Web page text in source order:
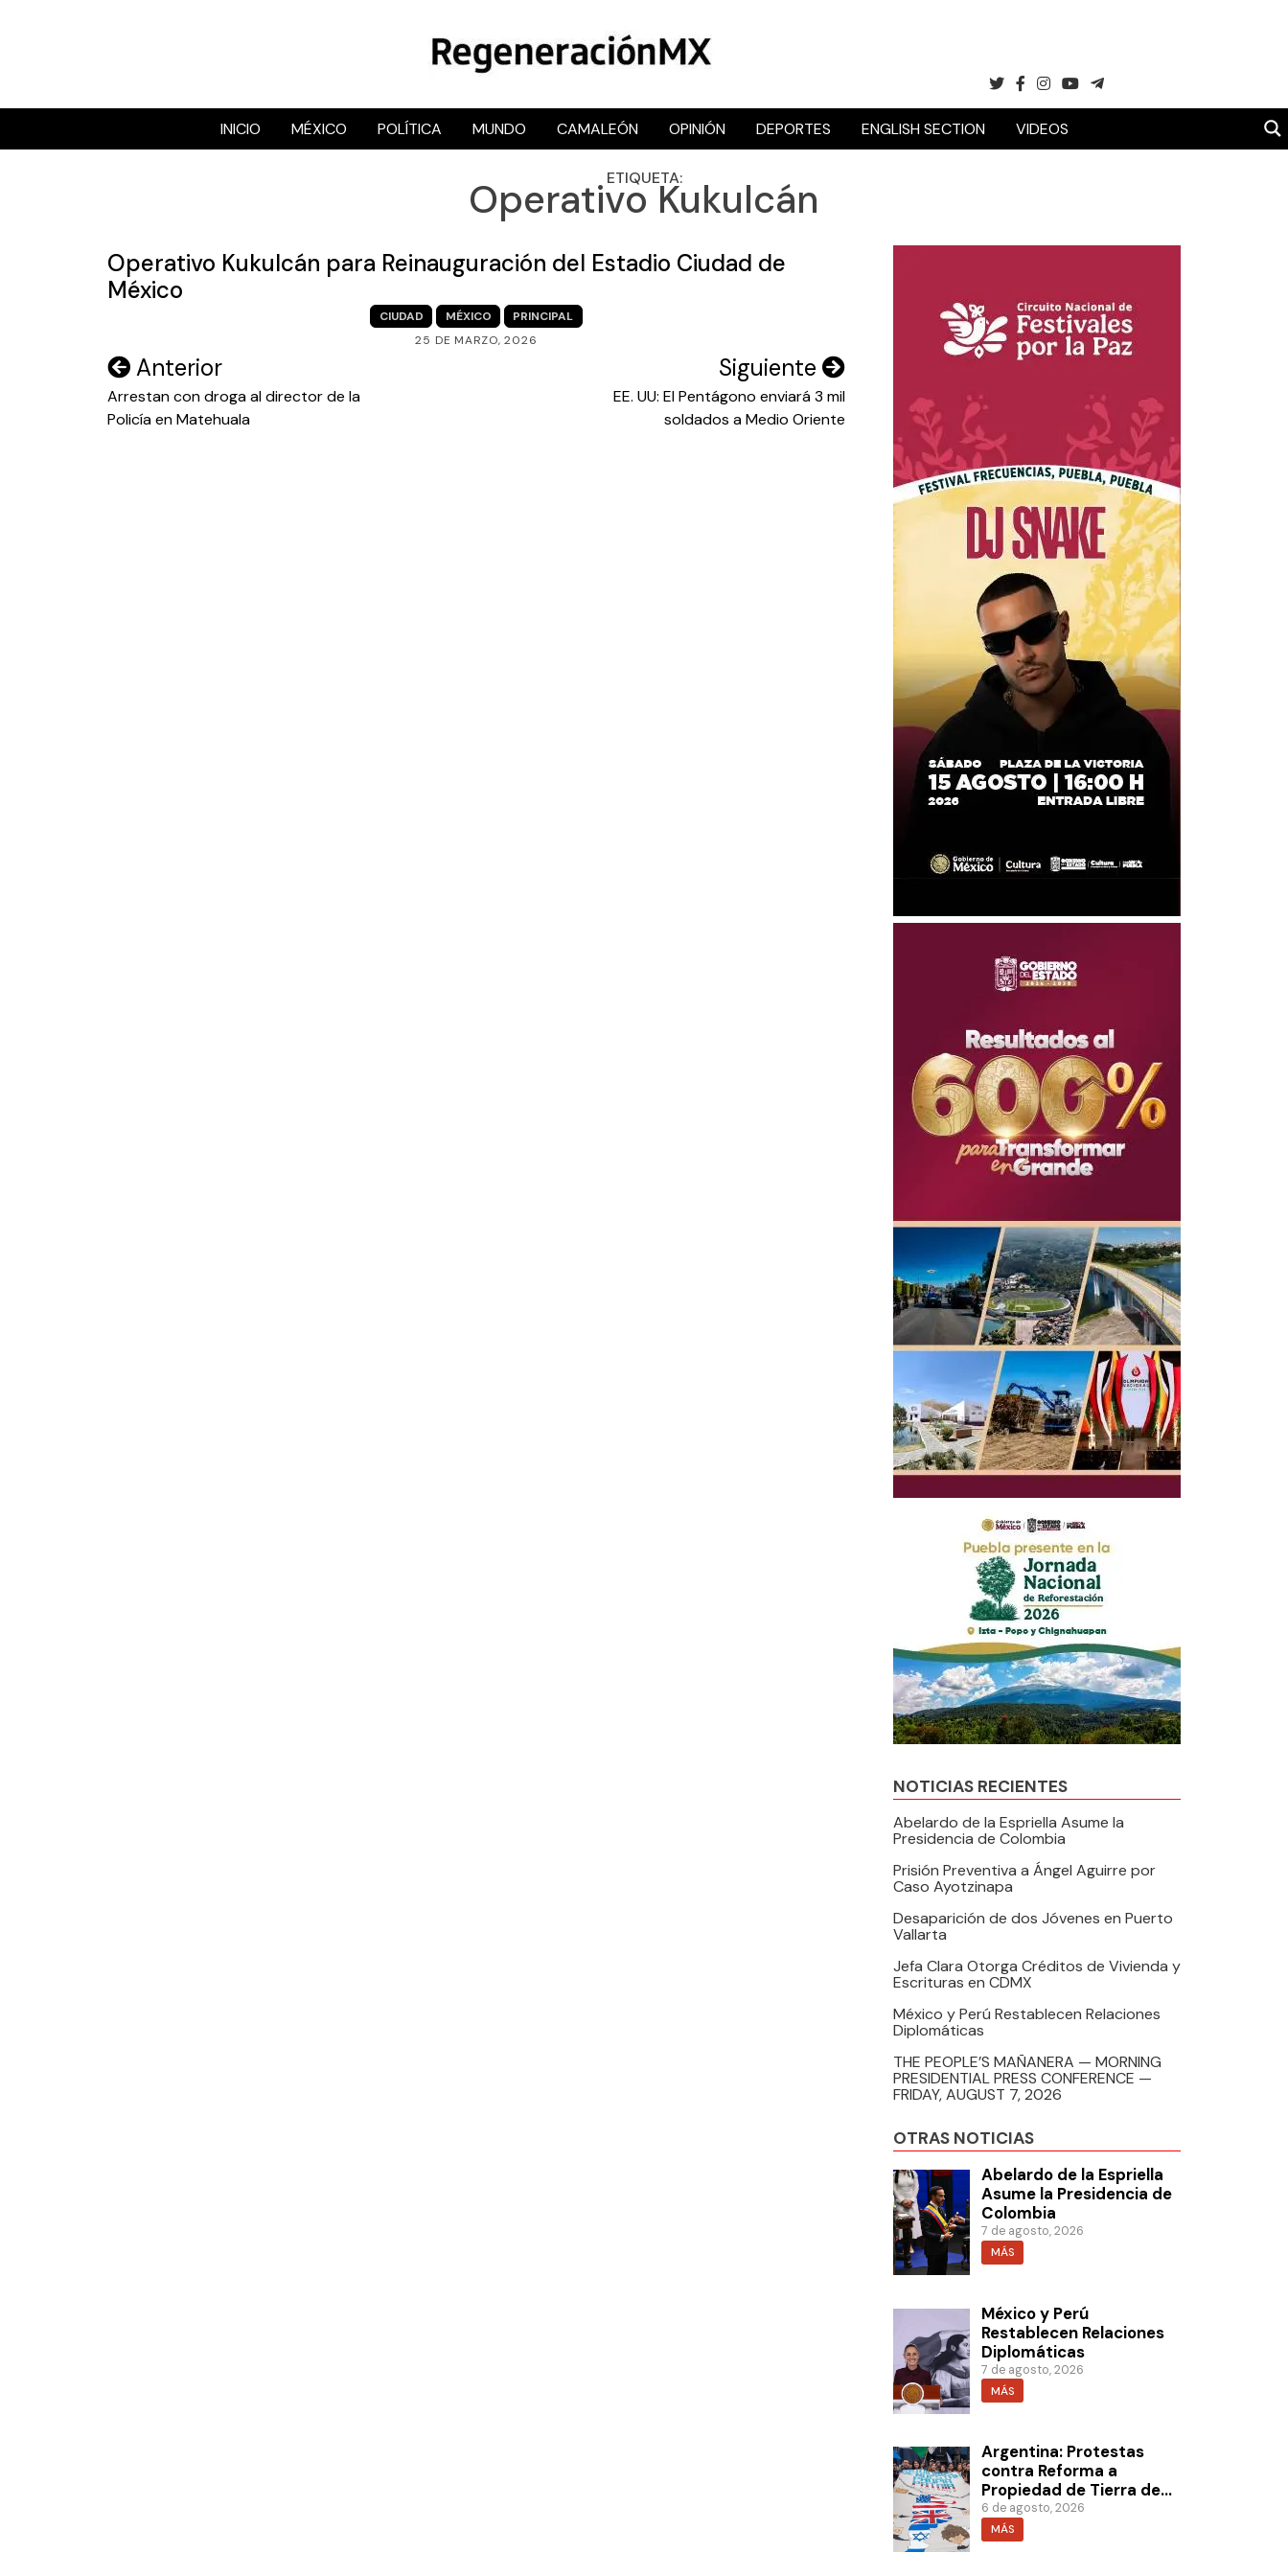
RegeneraciónMX
Sitio de noticias libre e independiente
INICIO MÉXICO POLÍTICA MUNDO CAMALEÓN OPINIÓN DEPORTES ENGLISH SECTION VIDEOS
ETIQUETA:
Operativo Kukulcán
Operativo Kukulcán para Reinauguración del Estadio Ciudad de
México
CIUDAD MÉXICO
PRINCIPAL
25 DE MARZO, 2026
Navegación
de
Anterior
Arrestan con droga al director de la
Policía en Matehuala
Siguiente
EE. UU: El Pentágono enviará 3 mil
soldados a Medio Oriente
NOTICIAS RECIENTES
Abelardo de la Espriella Asume la
Presidencia de Colombia
Prisión Preventiva a Ángel Aguirre por
Caso Ayotzinapa
Desaparición de dos Jóvenes en Puerto
Vallarta
Jefa Clara Otorga Créditos de Vivienda y
Escrituras en CDMX
México y Perú Restablecen Relaciones
Diplomáticas
THE PEOPLE’S MAÑANERA — MORNING
PRESIDENTIAL PRESS CONFERENCE —
FRIDAY, AUGUST 7, 2026
OTRAS NOTICIAS
Abelardo de la Espriella
Asume la Presidencia de
Colombia
7 de agosto, 2026
MÁS
México y Perú
Restablecen Relaciones
Diplomáticas
7 de agosto, 2026
MÁS
Argentina: Protestas
contra Reforma a
Propiedad de Tierra de
Milei
6 de agosto, 2026
MÁS